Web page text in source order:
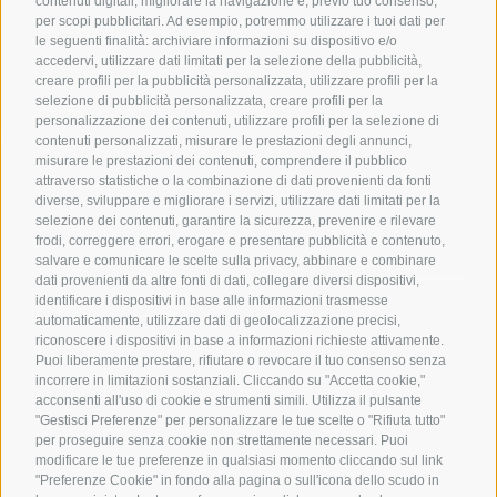
per scopi pubblicitari. Ad esempio, potremmo utilizzare i tuoi dati per
le seguenti finalità: archiviare informazioni su dispositivo e/o
accedervi, utilizzare dati limitati per la selezione della pubblicità,
creare profili per la pubblicità personalizzata, utilizzare profili per la
selezione di pubblicità personalizzata, creare profili per la
personalizzazione dei contenuti, utilizzare profili per la selezione di
contenuti personalizzati, misurare le prestazioni degli annunci,
misurare le prestazioni dei contenuti, comprendere il pubblico
attraverso statistiche o la combinazione di dati provenienti da fonti
diverse, sviluppare e migliorare i servizi, utilizzare dati limitati per la
selezione dei contenuti, garantire la sicurezza, prevenire e rilevare
frodi, correggere errori, erogare e presentare pubblicità e contenuto,
salvare e comunicare le scelte sulla privacy, abbinare e combinare
dati provenienti da altre fonti di dati, collegare diversi dispositivi,
identificare i dispositivi in base alle informazioni trasmesse
automaticamente, utilizzare dati di geolocalizzazione precisi,
riconoscere i dispositivi in base a informazioni richieste attivamente.
Puoi liberamente prestare, rifiutare o revocare il tuo consenso senza
incorrere in limitazioni sostanziali. Cliccando su "Accetta cookie,"
acconsenti all'uso di cookie e strumenti simili. Utilizza il pulsante
"Gestisci Preferenze" per personalizzare le tue scelte o "Rifiuta tutto"
per proseguire senza cookie non strettamente necessari. Puoi
modificare le tue preferenze in qualsiasi momento cliccando sul link
"Preferenze Cookie" in fondo alla pagina o sull'icona dello scudo in
391
1017
240
NOLEGGIO A LUNGO TERMINENOLEGGIO MENSILE
NOLEGGIO A BREVE TERMINE
CHI SIAMO
SEDI
FRANCHISING
NOLO WAY
BLOG